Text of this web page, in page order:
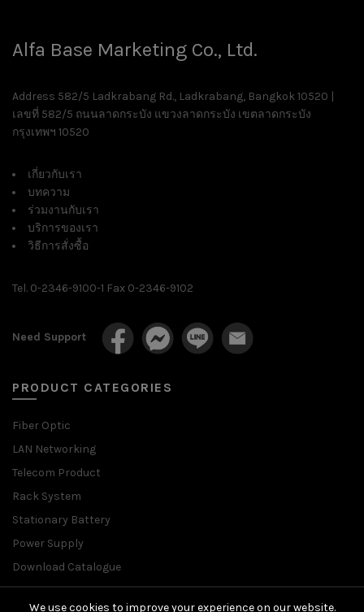
Alfa Base Marketing Co., Ltd.
Address 582/5 Ladkrabang Rd., Ladkrabang, Bangkok 10520 |
เลขที่ 582/5 ถนนลาดกระบัง แขวงลาดกระบัง เขตลาดกระบัง
กรุงเทพฯ 10520
เกี่ยวกับเรา
บทความ
ร่วมงานกับเรา
บริการของเรา
วิธีการสั่งซื้อ
Tel. 0-2346-9100-1 Fax 0-2346-9102
Need Support
PRODUCT CATEGORIES
Fiber Optic
LAN Networking
Telecom Product
Rack System
Stationary Battery
Power Supply
Download Catalogue
We use cookies to improve your experience on our website.